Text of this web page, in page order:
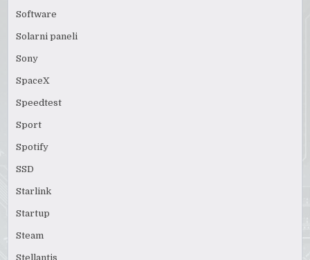
Software
Solarni paneli
Sony
SpaceX
Speedtest
Sport
Spotify
SSD
Starlink
Startup
Steam
Stellantis